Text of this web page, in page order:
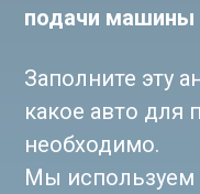
подачи машины
Заполните эту
какое авто для
необходимо.
Мы